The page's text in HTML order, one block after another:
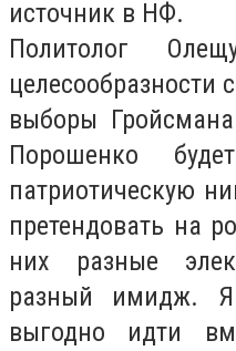
источник в НФ.
Политолог
целесообразности
выборы
Порошенко
патриотическую
претендовать на
них разные
разный имидж.
выгодно идти